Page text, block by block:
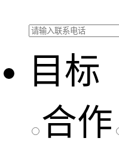
目标
合作